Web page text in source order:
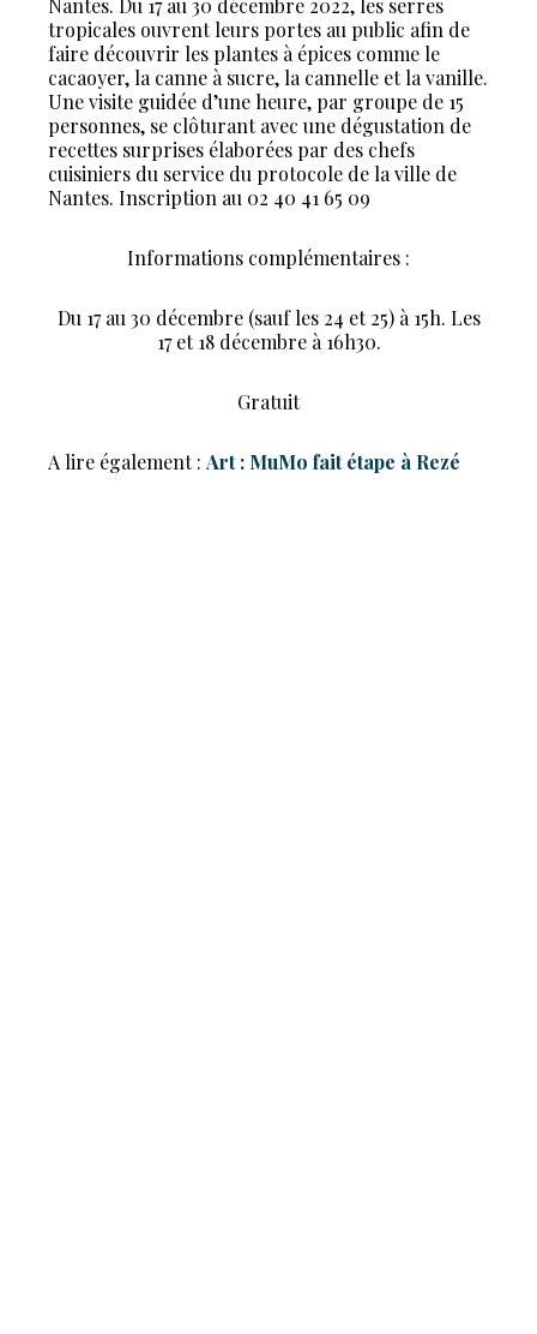
Nantes. Du 17 au 30 décembre 2022, les serres
tropicales ouvrent leurs portes au public afin de
faire découvrir les plantes à épices comme le
cacaoyer, la canne à sucre, la cannelle et la vanille.
Une visite guidée d’une heure, par groupe de 15
personnes, se clôturant avec une dégustation de
recettes surprises élaborées par des chefs
cuisiniers du service du protocole de la ville de
Nantes. Inscription au 02 40 41 65 09
Informations complémentaires :
Du 17 au 30 décembre (sauf les 24 et 25) à 15h. Les
17 et 18 décembre à 16h30.
Gratuit
A lire également : Art : MuMo fait étape à Rezé